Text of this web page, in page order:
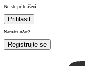
Nejste přihlášení
Přihlásit
Nemáte účet?
Registrujte se